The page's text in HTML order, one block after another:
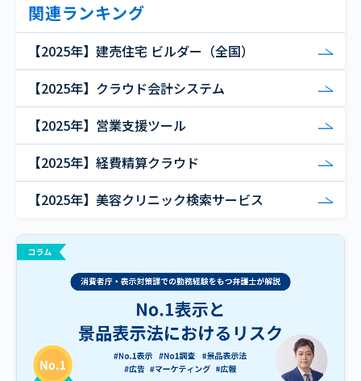
関連ランキング
【2025年】建売住宅 ビルダー（全国）
【2025年】クラウド会計システム
【2025年】営業支援ツール
【2025年】経費精算クラウド
【2025年】美容クリニック検索サービス